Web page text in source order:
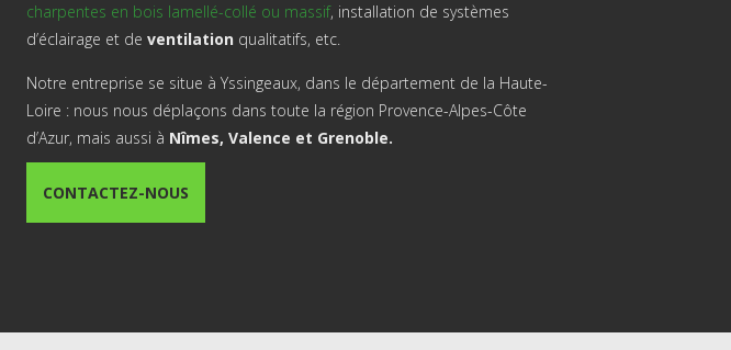
charpentes en bois lamellé-collé ou massif, installation de systèmes
d’éclairage et de ventilation qualitatifs, etc.
Notre entreprise se situe à Yssingeaux, dans le département de la Haute-
Loire : nous nous déplaçons dans toute la région Provence-Alpes-Côte
d’Azur, mais aussi à Nîmes, Valence et Grenoble.
CONTACTEZ-NOUS